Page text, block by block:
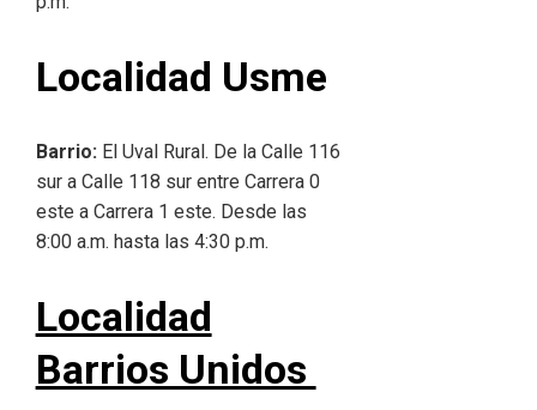
Localidad Usme
Barrio:El Uval Rural. De la Calle 116
sur a Calle 118 sur entre Carrera 0
este a Carrera 1 este. Desde las
8:00 a.m. hasta las 4:30 p.m.
Localidad
Barrios Unidos